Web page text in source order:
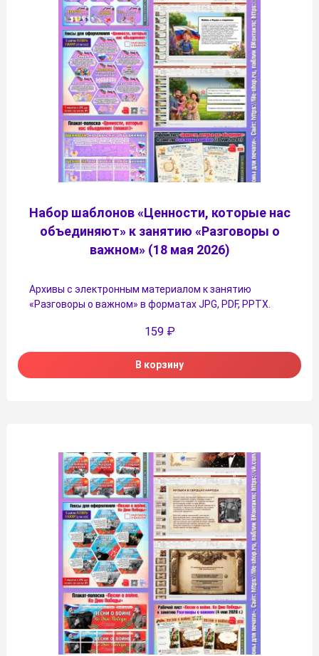
Набор шаблонов «Ценности, которые нас
объединяют» к занятию «Разговоры о
важном» (18 мая 2026)
Архивы с электронным материалом к занятию
«Разговоры о важном» в форматах JPG, PDF, PPTX.
159 ₽
В корзину